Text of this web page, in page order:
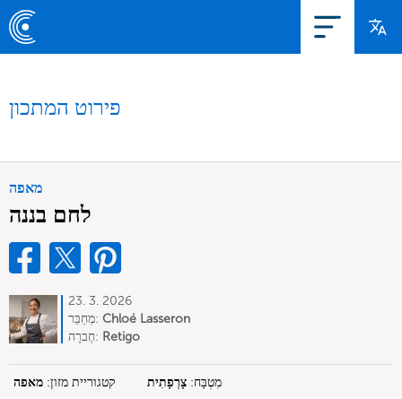
פירוט המתכון
מאפה
לחם בננה
23. 3. 2026
מְחַבֵּר: Chloé Lasseron
חֶברָה: Retigo
קטגוריית מזון: מאפה מִטְבָּח: צָרְפָתִית